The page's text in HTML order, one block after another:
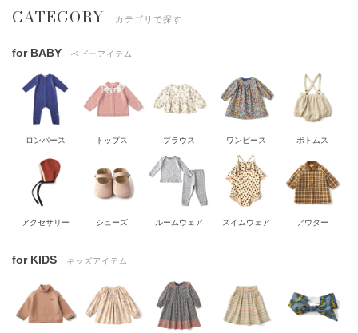
CATEGORY カテゴリで探す
for BABY ベビーアイテム
ロンパース トップス ブラウス ワンピース ボトムス
アクセサリー シューズ ルームウェア スイムウェア アウター
for KIDS キッズアイテム